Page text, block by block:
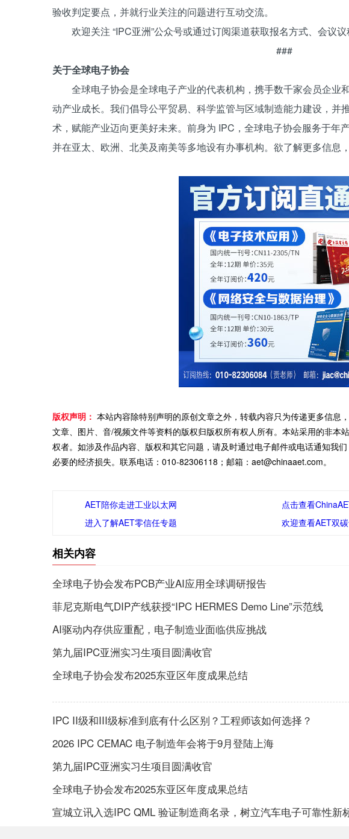
验收判定要点，并就行业关注的问题进行互动交流。
欢迎关注 “IPC亚洲”公众号或通过订阅渠道获取报名方式、会议
###
关于全球电子协会
全球电子协会是全球电子产业的代表机构，携手数千家会员企业
动产业成长。我们倡导公平贸易、科学监管与区域制造能力建设，并
术，赋能产业迈向更美好未来。前身为 IPC，全球电子协会服务于年
并在亚太、欧洲、北美及南美等多地设有办事机构。欲了解更多信息
版权声明： 本站内容除特别声明的原创文章之外，转载内容只为传递更多信息
文章、图片、音/视频文件等资料的版权归版权所有权人所有。本站采用的非本
权者。如涉及作品内容、版权和其它问题，请及时通过电子邮件或电话通知我
必要的经济损失。联系电话：010-82306118；邮箱：aet@chinaaet.com。
AET陪你走进工业以太网
点击查看
进入了解AET零信任专题
欢迎查看AET双
相关内容
全球电子协会发布PCB产业AI应用全球调研报告
菲尼克斯电气DIP产线获授“IPC HERMES Demo Line”示范线
AI驱动内存供应重配，电子制造业面临供应挑战
第九届IPC亚洲实习生项目圆满收官
全球电子协会发布2025东亚区年度成果总结
IPC II级和III级标准到底有什么区别？工程师该如何选择？
2026 IPC CEMAC 电子制造年会将于9月登陆上海
第九届IPC亚洲实习生项目圆满收官
全球电子协会发布2025东亚区年度成果总结
宣城立讯入选IPC QML 验证制造商名录，树立汽车电子可靠性新